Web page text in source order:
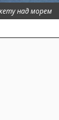
над морем